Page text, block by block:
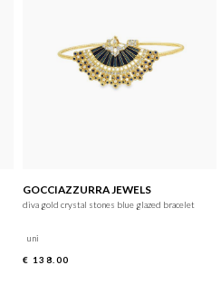
GOCCIAZZURRA JEWELS
diva gold crystal stones blue glazed bracelet
uni
€ 138.00